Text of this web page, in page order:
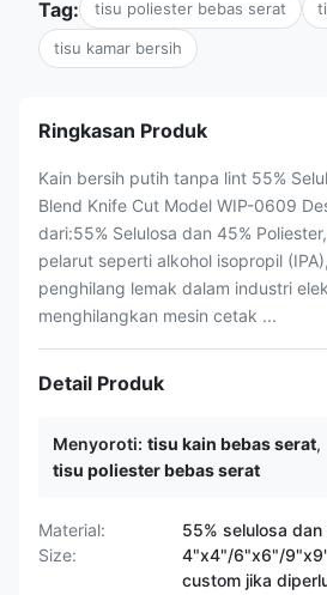
Tag: tisu poliester bebas serat
tisu kamar bersih
Ringkasan Produk
Kain bersih putih tanpa lint 55%
Blend Knife Cut Model WIP-0609
dari:55% Selulosa dan 45%
pelarut seperti alkohol isopropil
penghilang lemak dalam industri
menghilangkan mesin cetak ...
Detail Produk
Menyoroti: tisu kain bebas serat,
tisu poliester bebas serat
Material:
55% selulosa
Size:
4"x4"/6"x6"/
custom jika